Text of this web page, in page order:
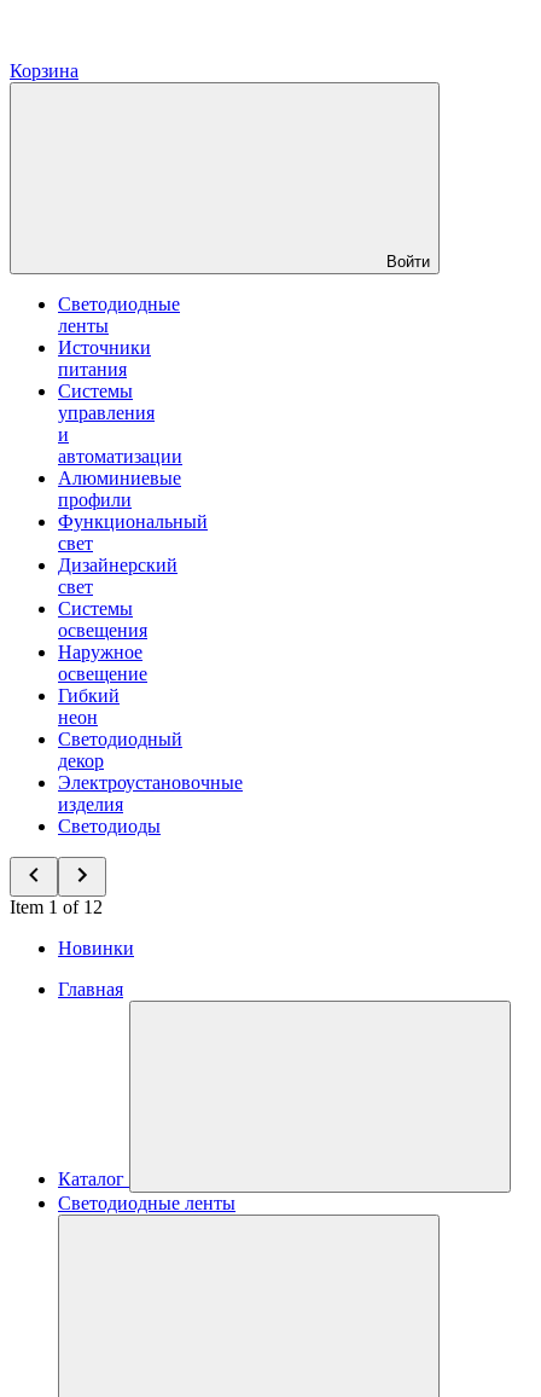
Корзина
Войти
Светодиодные
ленты
Источники
питания
Системы
управления
и
автоматизации
Алюминиевые
профили
Функциональный
свет
Дизайнерский
свет
Системы
освещения
Наружное
освещение
Гибкий
неон
Светодиодный
декор
Электроустановочные
изделия
Светодиоды
Item 1 of 12
Новинки
Главная
Каталог
Светодиодные ленты